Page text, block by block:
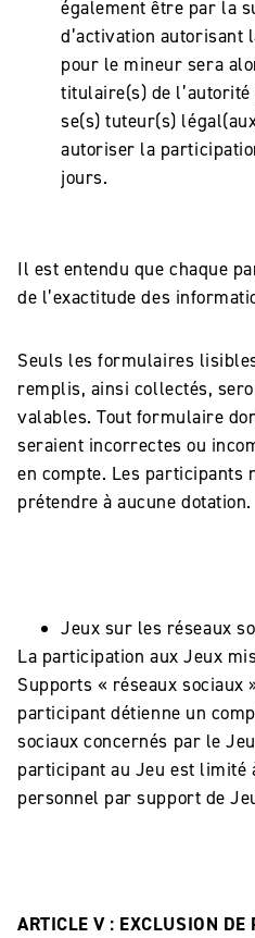
également être par la
d’activation autorisant
pour le mineur sera
titulaire(s) de
se(s) tuteur(s)
autoriser la
jours.
Il est entendu que chaque
de l’exactitude des
Seuls les formulaires
remplis, ainsi collectés,
valables. Tout formulaire
seraient incorrectes ou
en compte. Les participants
prétendre à aucune dotation.
Jeux sur les réseaux
La participation aux Jeux
Supports « réseaux sociaux
participant détienne un
sociaux concernés par le
participant au Jeu est limité
personnel par support de
ARTICLE V : EXCLUSION DE